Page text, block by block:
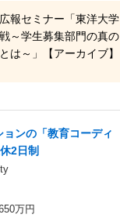
報セミナー「東洋大学
～学生募集部門の真の
は～」【アーカイブ】
ンの「教育コーディ
2日制
万円